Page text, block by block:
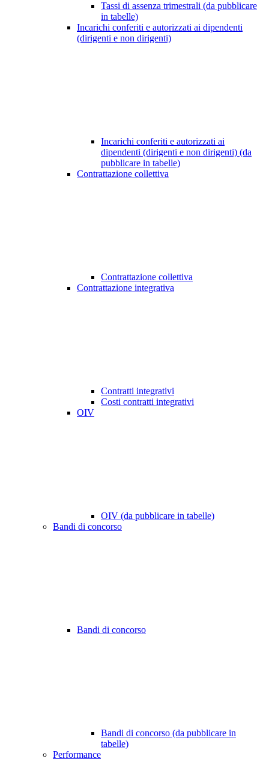
Tassi di assenza trimestrali (da pubblicare
in tabelle)
Incarichi conferiti e autorizzati ai dipendenti
(dirigenti e non dirigenti)
Incarichi conferiti e autorizzati ai
dipendenti (dirigenti e non dirigenti) (da
pubblicare in tabelle)
Contrattazione collettiva
Contrattazione collettiva
Contrattazione integrativa
Contratti integrativi
Costi contratti integrativi
OIV
OIV (da pubblicare in tabelle)
Bandi di concorso
Bandi di concorso
Bandi di concorso (da pubblicare in
tabelle)
Performance